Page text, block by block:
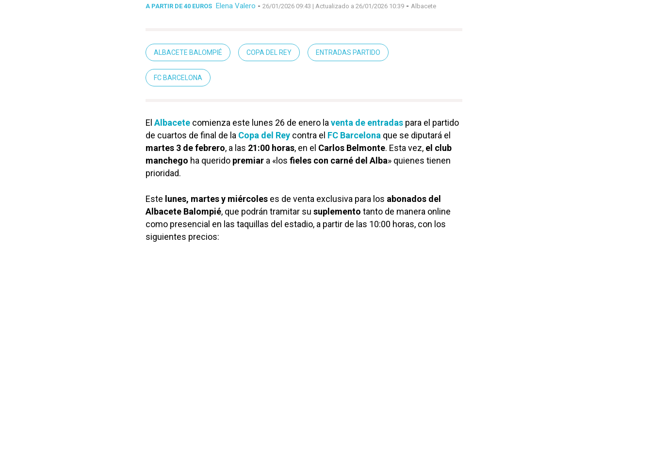
A PARTIR DE 40 EUROS Elena Valero - 26/01/2026 09:43 | Actualizado a 26/01/2026 10:39 - Albacete
ALBACETE BALOMPIÉ COPA DEL REY ENTRADAS PARTIDO
FC BARCELONA
ElAlbacete comienza este lunes 26 de enero laventa de entradas para el partido
de cuartos de final de la Copa del Rey contra el FC Barcelona que se diputará el
martes 3 de febrero, a las 21:00 horas, en el Carlos Belmonte. Esta vez, el club
manchego ha querido premiar a «los fieles con carné del Alba» quienes tienen
prioridad.
Este lunes, martes y miércoles es de venta exclusiva para los abonados del
Albacete Balompié, que podrán tramitar su suplemento tanto de manera online
como presencial en las taquillas del estadio, a partir de las 10:00 horas, con los
siguientes precios: